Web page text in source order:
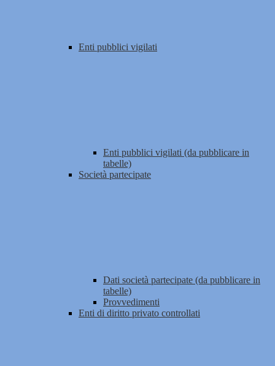
Enti pubblici vigilati
Enti pubblici vigilati (da pubblicare in
tabelle)
Società partecipate
Dati società partecipate (da pubblicare in
tabelle)
Provvedimenti
Enti di diritto privato controllati